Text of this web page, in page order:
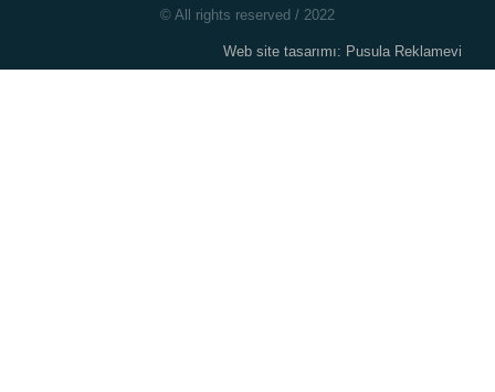
© All rights reserved / 2022
Web site tasarımı: Pusula Reklamevi